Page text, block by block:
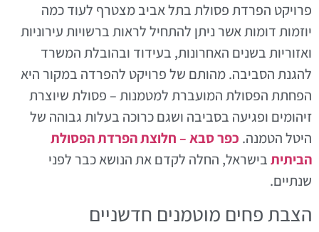
פרויקט הפרדת פסולת בתל אביב מצטרף לעוד כמה
יוזמות דומות אשר ניתן להתחיל לראות ברשויות עירוניות
ואזוריות בשנים האחרונות, בעידוד ובהובלת המשרד
להגנת הסביבה. מהותם של פרויקט להפרדה במקור היא
הפחתת הפסולת המועברת למטמנות – פסולת שיוצרת
זיהומים ופגיעה בסביבה ושגם כרוכה בעלות גבוהה של
היטל הטמנה. כפר סבא – חלוצת הפרדת הפסולת
הביתיתבישראל, החלה לקדם את הנושא כבר לפני
שנתיים.
הצבת פחים מוטמנים חדשניים